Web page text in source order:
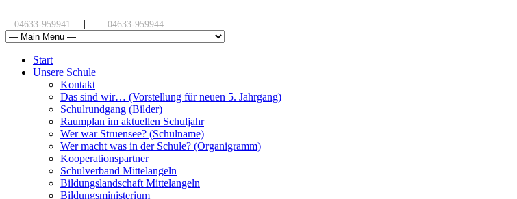
04633-959941 | 04633-959944
Start
Unsere Schule
Kontakt
Das sind wir… (Vorstellung für neuen 5. Jahrgang)
Schulrundgang (Bilder)
Raumplan im aktuellen Schuljahr
Wer war Struensee? (Schulname)
Wer macht was in der Schule? (Organigramm)
Kooperationspartner
Schulverband Mittelangeln
Bildungslandschaft Mittelangeln
Bildungsministerium